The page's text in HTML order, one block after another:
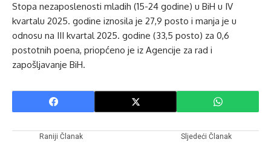
Stopa nezaposlenosti mladih (15-24 godine) u BiH u IV
kvartalu 2025. godine iznosila je 27,9 posto i manja je u
odnosu na III kvartal 2025. godine (33,5 posto) za 0,6
postotnih poena, priopćeno je iz Agencije za rad i
zapošljavanje BiH.
Raniji Članak Sljedeći Članak